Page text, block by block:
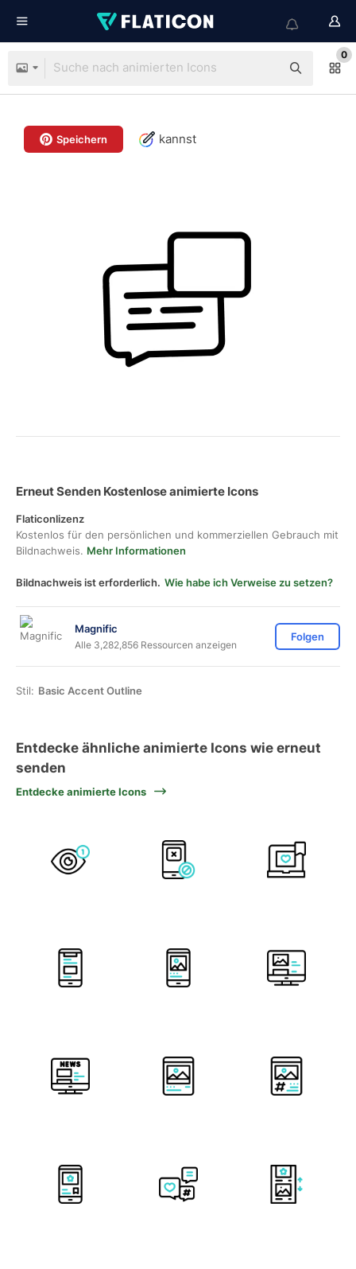
0
Speichern kannst
Erneut Senden Kostenlose animierte Icons
Flaticonlizenz
Kostenlos für den persönlichen und kommerziellen Gebrauch mit
Bildnachweis. Mehr Informationen
Bildnachweis ist erforderlich. Wie habe ich Verweise zu setzen?
Magnific
Alle 3,282,856 Ressourcen anzeigen
Folgen
Stil: Basic Accent Outline
Entdecke ähnliche animierte Icons wie erneut
senden
Entdecke animierte Icons